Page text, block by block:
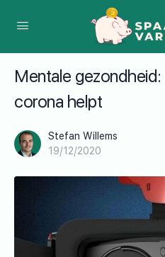
Mentale
corona helpt
Stefan Willems
19/12/2020